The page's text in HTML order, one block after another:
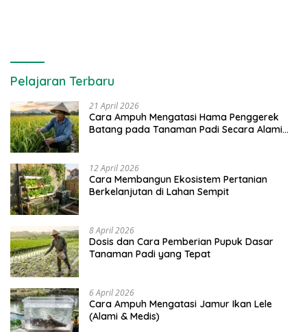
Pelajaran Terbaru
21 April 2026
Cara Ampuh Mengatasi Hama Penggerek
Batang pada Tanaman Padi Secara Alami
12 April 2026
Cara Membangun Ekosistem Pertanian
Berkelanjutan di Lahan Sempit
8 April 2026
Dosis dan Cara Pemberian Pupuk Dasar
Tanaman Padi yang Tepat
6 April 2026
Cara Ampuh Mengatasi Jamur Ikan Lele
(Alami & Medis)